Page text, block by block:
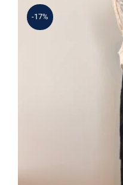
-17%
Şık Püskül